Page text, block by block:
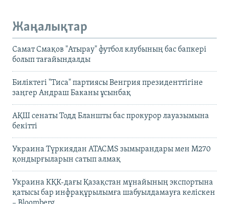
Жаңалықтар
Самат Смақов "Атырау" футбол клубының бас бапкері
болып тағайындалды
Биліктегі "Тиса" партиясы Венгрия президенттігіне
заңгер Андраш Баканы ұсынбақ
АҚШ сенаты Тодд Бланшты бас прокурор лауазымына
бекітті
Украина Түркиядан ATACMS зымырандары мен M270
қондырғыларын сатып алмақ
Украина КҚК-дағы Қазақстан мұнайының экспортына
қатысы бар инфрақұрылымға шабуылдамауға келіскен